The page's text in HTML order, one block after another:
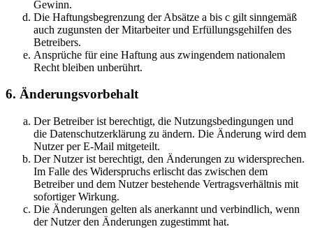
Gewinn.
Die Haftungsbegrenzung der Absätze a bis c gilt sinngemäß
auch zugunsten der Mitarbeiter und Erfüllungsgehilfen des
Betreibers.
Ansprüche für eine Haftung aus zwingendem nationalem
Recht bleiben unberührt.
6. Änderungsvorbehalt
Der Betreiber ist berechtigt, die Nutzungsbedingungen und
die Datenschutzerklärung zu ändern. Die Änderung wird dem
Nutzer per E-Mail mitgeteilt.
Der Nutzer ist berechtigt, den Änderungen zu widersprechen.
Im Falle des Widerspruchs erlischt das zwischen dem
Betreiber und dem Nutzer bestehende Vertragsverhältnis mit
sofortiger Wirkung.
Die Änderungen gelten als anerkannt und verbindlich, wenn
der Nutzer den Änderungen zugestimmt hat.